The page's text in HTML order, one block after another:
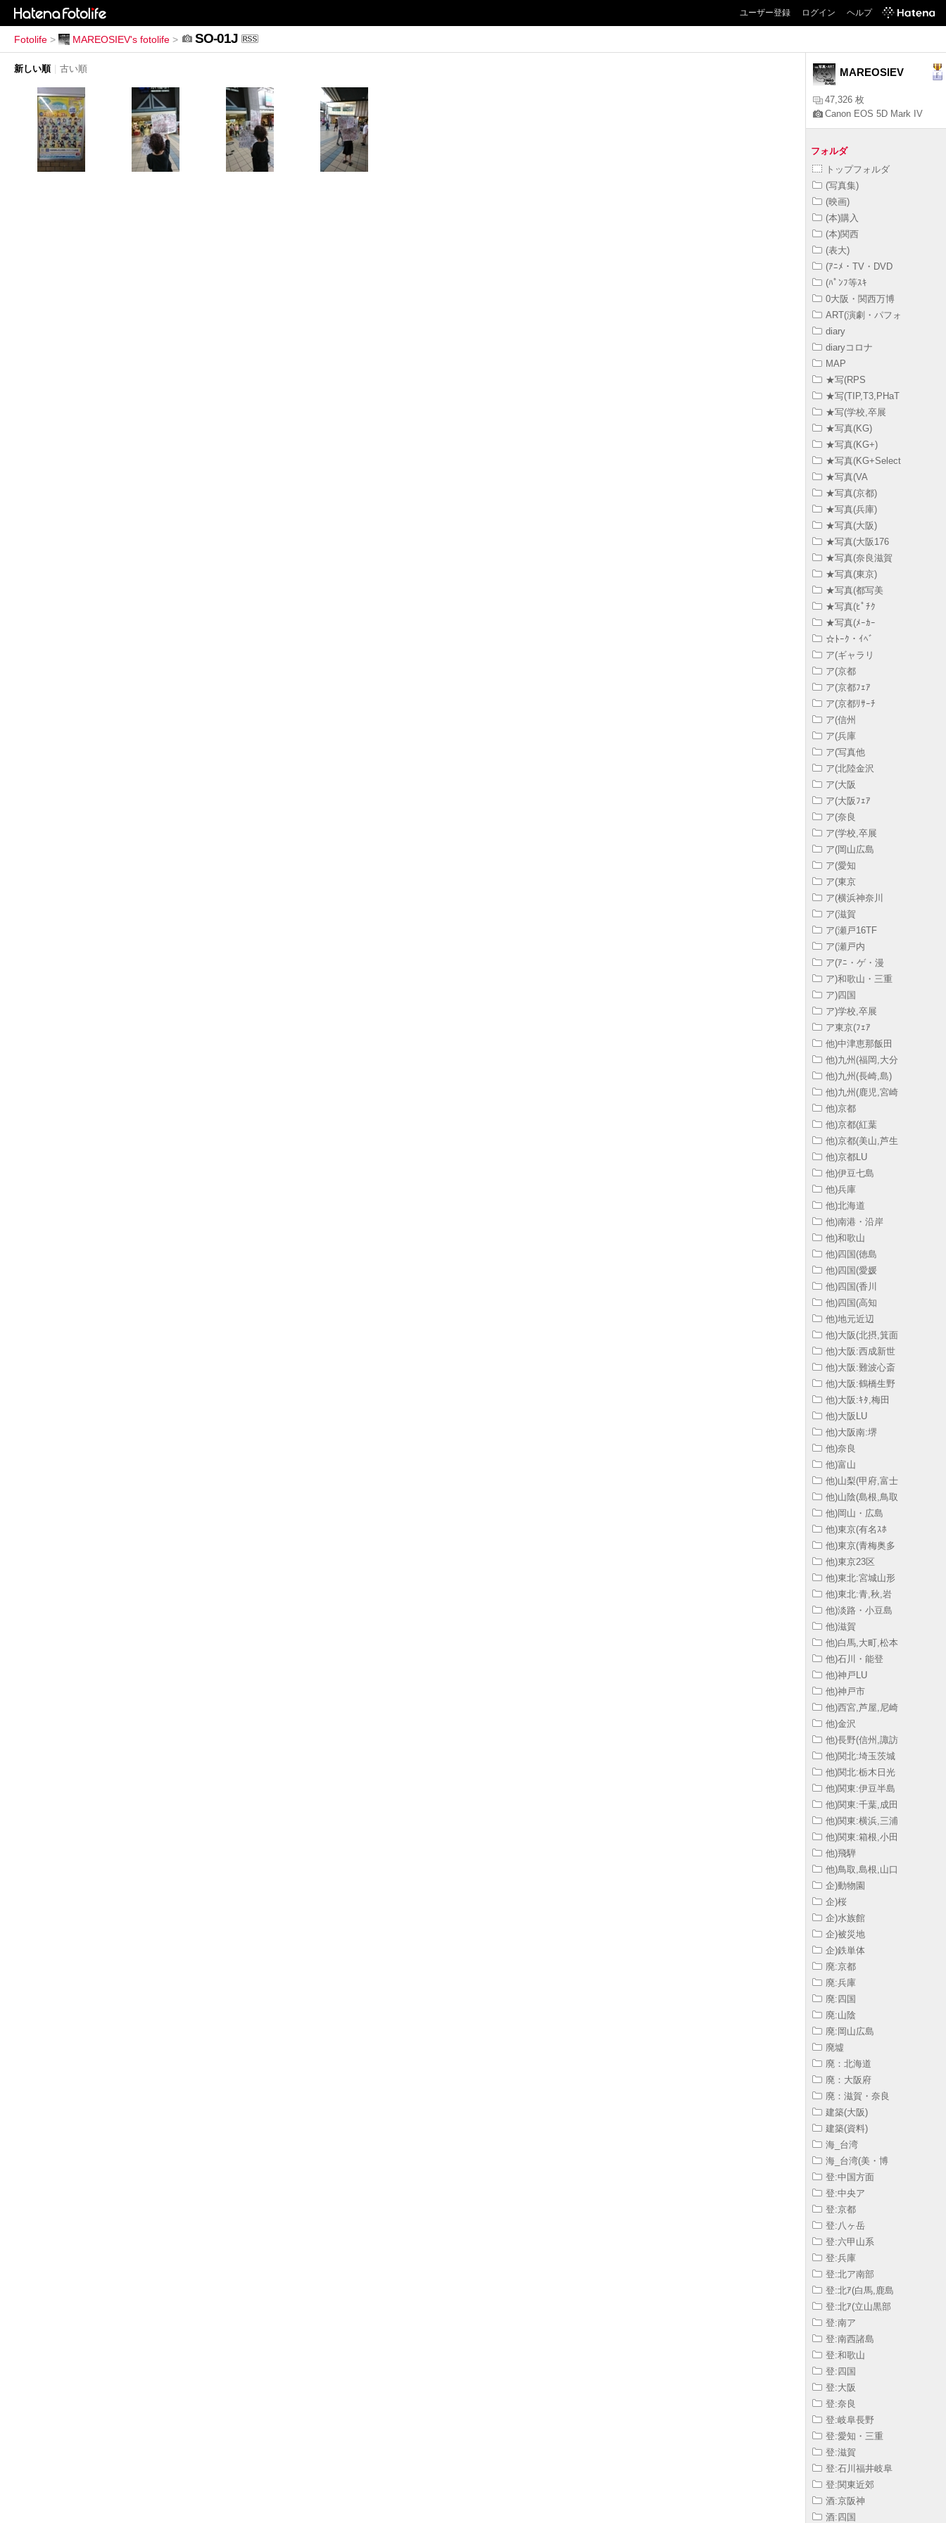
ユーザー登録 ログイン ヘルプ
Fotolife > MAREOSIEV's fotolife > SO-01J
新しい順 | 古い順 MAREOSIEV
47,326 枚
Canon EOS 5D Mark IV
フォルダ
トップフォルダ
(写真集)
(映画)
(本)購入
(本)関西
(表大)
(ｱﾆﾒ・TV・DVD
(ﾊﾟﾝﾌ等ｽｷ
0大阪・関西万博
ART(演劇・パフォ
diary
diaryコロナ
MAP
★写(RPS
★写(TIP,T3,PHaT
★写(学校,卒展
★写真(KG)
★写真(KG+)
★写真(KG+Select
★写真(VA
★写真(京都)
★写真(兵庫)
★写真(大阪)
★写真(大阪176
★写真(奈良滋賀
★写真(東京)
★写真(都写美
★写真(ﾋﾟﾁｸ
★写真(ﾒｰｶｰ
☆ﾄｰｸ・ｲﾍﾞ
ア(ギャラリ
ア(京都
ア(京都ﾌｪｱ
ア(京都ﾘｻｰﾁ
ア(信州
ア(兵庫
ア(写真他
ア(北陸金沢
ア(大阪
ア(大阪ﾌｪｱ
ア(奈良
ア(学校,卒展
ア(岡山広島
ア(愛知
ア(東京
ア(横浜神奈川
ア(滋賀
ア(瀬戸16TF
ア(瀬戸内
ア(ｱﾆ・ゲ・漫
ア)和歌山・三重
ア)四国
ア)学校,卒展
ア東京(ﾌｪｱ
他)中津恵那飯田
他)九州(福岡,大分
他)九州(長崎,島)
他)九州(鹿児,宮崎
他)京都
他)京都(紅葉
他)京都(美山,芦生
他)京都LU
他)伊豆七島
他)兵庫
他)北海道
他)南港・沿岸
他)和歌山
他)四国(徳島
他)四国(愛媛
他)四国(香川
他)四国(高知
他)地元近辺
他)大阪(北摂,箕面
他)大阪:西成新世
他)大阪:難波心斎
他)大阪:鶴橋生野
他)大阪:ｷﾀ,梅田
他)大阪LU
他)大阪南:堺
他)奈良
他)富山
他)山梨(甲府,富士
他)山陰(島根,鳥取
他)岡山・広島
他)東京(有名ｽﾎ
他)東京(青梅奥多
他)東京23区
他)東北:宮城山形
他)東北:青,秋,岩
他)淡路・小豆島
他)滋賀
他)白馬,大町,松本
他)石川・能登
他)神戸LU
他)神戸市
他)西宮,芦屋,尼崎
他)金沢
他)長野(信州,諏訪
他)関北:埼玉茨城
他)関北:栃木日光
他)関東:伊豆半島
他)関東:千葉,成田
他)関東:横浜,三浦
他)関東:箱根,小田
他)飛騨
他)鳥取,島根,山口
企)動物園
企)桜
企)水族館
企)被災地
企)鉄単体
廃:京都
廃:兵庫
廃:四国
廃:山陰
廃:岡山広島
廃墟
廃：北海道
廃：大阪府
廃：滋賀・奈良
建築(大阪)
建築(資料)
海_台湾
海_台湾(美・博
登:中国方面
登:中央ア
登:京都
登:八ヶ岳
登:六甲山系
登:兵庫
登:北ア南部
登:北ｱ(白馬,鹿島
登:北ｱ(立山黒部
登:南ア
登:南西諸島
登:和歌山
登:四国
登:大阪
登:奈良
登:岐阜長野
登:愛知・三重
登:滋賀
登:石川福井岐阜
登:関東近郊
酒:京阪神
酒:四国